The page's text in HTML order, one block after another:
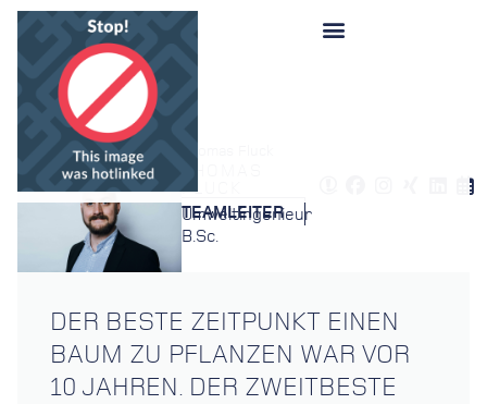
Startseite»Berater
FLUCK
TEAMLEITER
Umweltingenieur
B.Sc.
DER BESTE ZEITPUNKT EINEN
BAUM ZU PFLANZEN WAR VOR
10 JAHREN. DER ZWEITBESTE